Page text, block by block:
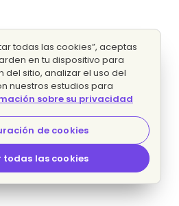
todas las cookies”, aceptas
en tu dispositivo para
sitio, analizar el uso del
nuestros estudios para
sobre su privacidad
de cookies
todas las cookies